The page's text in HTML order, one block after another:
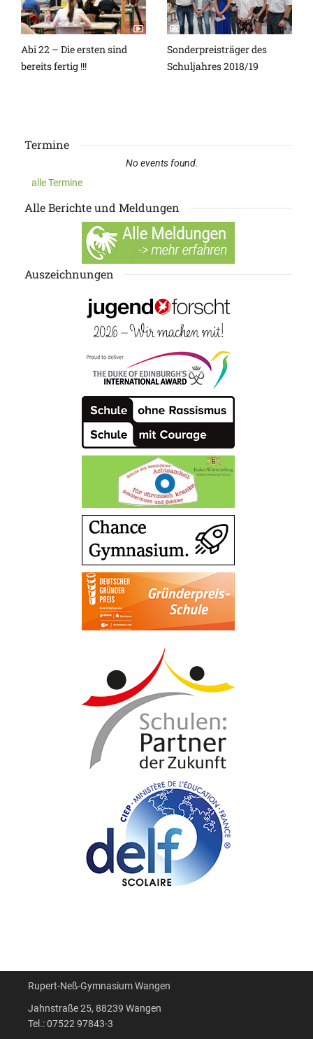
Abi 22 – Die ersten sind
bereits fertig !!!
Sonderpreisträger des
Schuljahres 2018/19
Termine
No events found.
alle Termine
Alle Berichte und Meldungen
Auszeichnungen
Rupert-Neß-Gymnasium Wangen
Jahnstraße 25, 88239 Wangen
Tel.: 07522 97843-3